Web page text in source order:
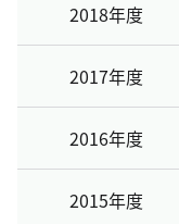
2018年度
2017年度
2016年度
2015年度